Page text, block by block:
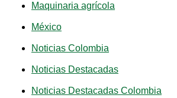
Maquinaria agrícola
México
Noticias Colombia
Noticias Destacadas
Noticias Destacadas Colombia